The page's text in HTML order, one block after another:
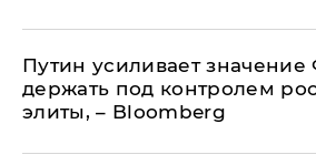
Путин усиливает
держать под контролем
элиты, – Bloomberg